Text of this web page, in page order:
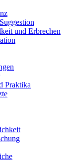
und Erbrechen
Praktika